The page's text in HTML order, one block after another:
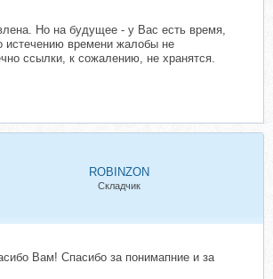
Но на будущее - у Вас есть время,
истечению времени жалобы не
ссылки, к сожалению, не хранятся.
ROBINZON
Складчик
Вам! Спасибо за понимапние и за